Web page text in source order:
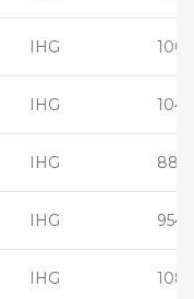
IHG
IHG
IHG
IHG
IHG